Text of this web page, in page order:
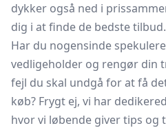
dykker også ned i
dig i at finde de bedste tilbud.
Har du nogensinde
vedligeholder og rengør din
fejl du skal undgå for at få
køb? Frygt ej, vi har
hvor vi løbende giver tips